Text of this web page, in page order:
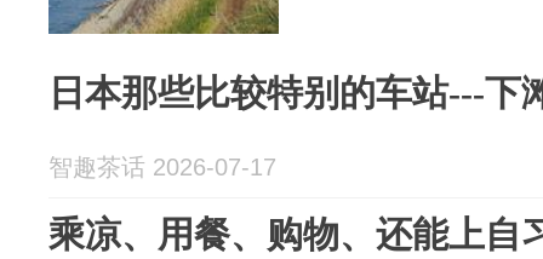
日本那些比较特别的车站---下
智趣茶话 2026-07-17
乘凉、用餐、购物、还能上自